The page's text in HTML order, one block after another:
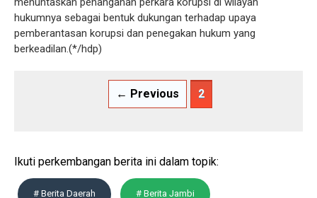
hukumnya sebagai bentuk dukungan terhadap upaya
pemberantasan korupsi dan penegakan hukum yang
berkeadilan.(*/hdp)
← Previous 2
Ikuti perkembangan berita ini dalam topik:
# Berita Daerah # Berita Jambi